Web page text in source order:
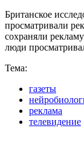
Британское
просматривали
сохраняли
люди
Тема:
газеты
реклама
телевидение